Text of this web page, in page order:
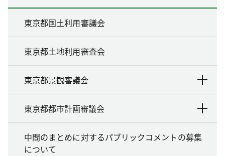
東京都国土利用審議会
東京都土地利用審査会
東京都景観審議会
東京都都市計画審議会
中間のまとめに対するパブリックコメントの募集
について